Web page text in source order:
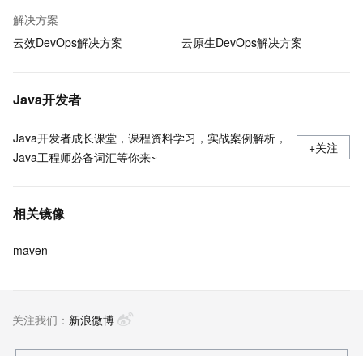
解决方案
云效DevOps解决方案
云原生DevOps解决方案
Java开发者
Java开发者成长课堂，课程资料学习，实战案例解析，
Java工程师必备词汇等你来~
+关注
相关镜像
maven
关注我们： 新浪微博